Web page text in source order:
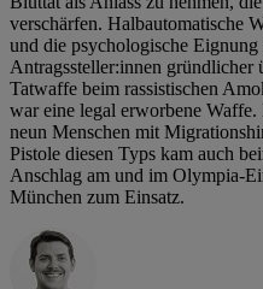
verschärfen. Halbautomatische
und die psychologische
Antragssteller:innen gründlicher
Tatwaffe beim rassistischen
war eine legal erworbene
neun Menschen mit
Pistole diesen Typs kam auch
Anschlag am und im Olympia-
München zum Einsatz.